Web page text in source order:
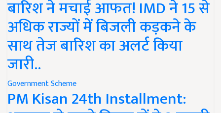
बारिश ने मचाई आफत! IMD ने 15 से
अधिक राज्यों में बिजली कड़कने के
साथ तेज बारिश का अलर्ट किया
जारी..
Government Scheme
PM Kisan 24th Installment: